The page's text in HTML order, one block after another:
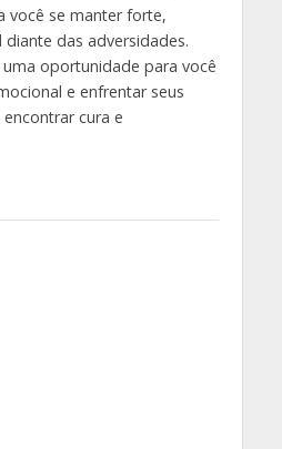
você se manter forte,
das adversidades.
oportunidade para você
e enfrentar seus
cura e